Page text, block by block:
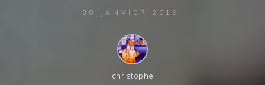
30 JANVIER 2019
christophe